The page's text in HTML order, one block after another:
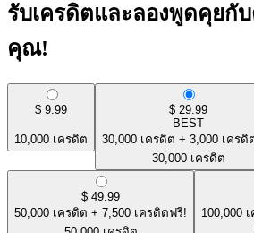
รับเครดิตและลองพูดคุยกั
คุณ!
$ 9.99
10,000 เครดิต
$ 29.99
BEST
30,000 เครดิต + 3,000 เครดิ
30,000 เครดิต
$ 49.99
50,000 เครดิต + 7,500 เครดิตฟรี!
100,000